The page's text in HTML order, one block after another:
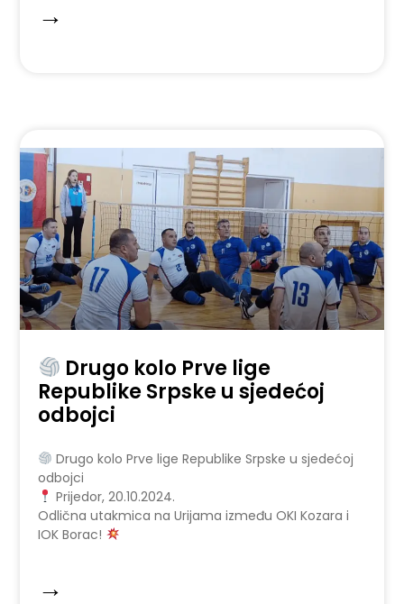
→
Drugo kolo Prve lige
Republike Srpske u sjedećoj
odbojci
Drugo kolo Prve lige Republike Srpske u sjedećoj
odbojci
Prijedor, 20.10.2024.
Odlična utakmica na Urijama između OKI Kozara i
IOK Borac!
→